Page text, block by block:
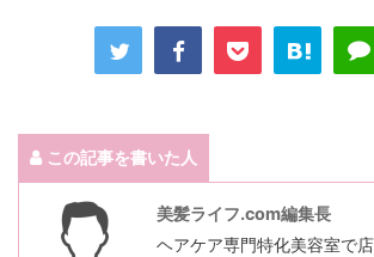
この記事を書いた人
美髪ライフ.com編集長
ヘアケア専門特化美容室で